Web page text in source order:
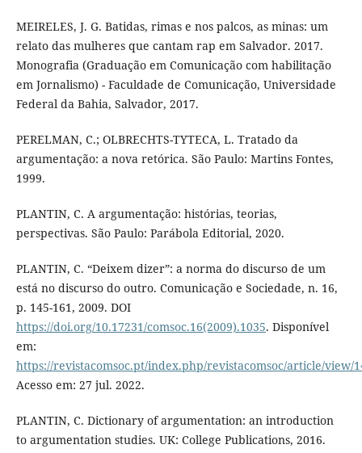
MEIRELES, J. G. Batidas, rimas e nos palcos, as minas: um
relato das mulheres que cantam rap em Salvador. 2017.
Monografia (Graduação em Comunicação com habilitação
em Jornalismo) - Faculdade de Comunicação, Universidade
Federal da Bahia, Salvador, 2017.
PERELMAN, C.; OLBRECHTS-TYTECA, L. Tratado da
argumentação: a nova retórica. São Paulo: Martins Fontes,
1999.
PLANTIN, C. A argumentação: histórias, teorias,
perspectivas. São Paulo: Parábola Editorial, 2020.
PLANTIN, C. “Deixem dizer”: a norma do discurso de um
está no discurso do outro. Comunicação e Sociedade, n. 16,
p. 145-161, 2009. DOI
https://doi.org/10.17231/comsoc.16(2009).1035. Disponível
em:
https://revistacomsoc.pt/index.php/revistacomsoc/article/view/
Acesso em: 27 jul. 2022.
PLANTIN, C. Dictionary of argumentation: an introduction
to argumentation studies. UK: College Publications, 2016.